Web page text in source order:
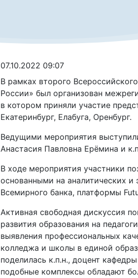
07.10.2022 09:07
В рамках второго
России» был организован
в котором приняли участие
Екатеринбург, Елабуга, Оренбург.
Ведущими мероприятия
Анастасия Павловна Ерёмина и
В ходе мероприятия участники
основанными на аналитических
Всемирного банка, платформы
Активная свободная дискуссия
развития образования на
выявления профессиональных
колледжа и школы в единой
поделилась к.п.н., доцент
подобные комплексы обладают